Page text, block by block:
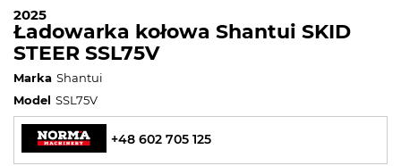
2025
Ładowarka kołowa Shantui SKID
STEER SSL75V
Marka Shantui
Model SSL75V
+48 602 705 125